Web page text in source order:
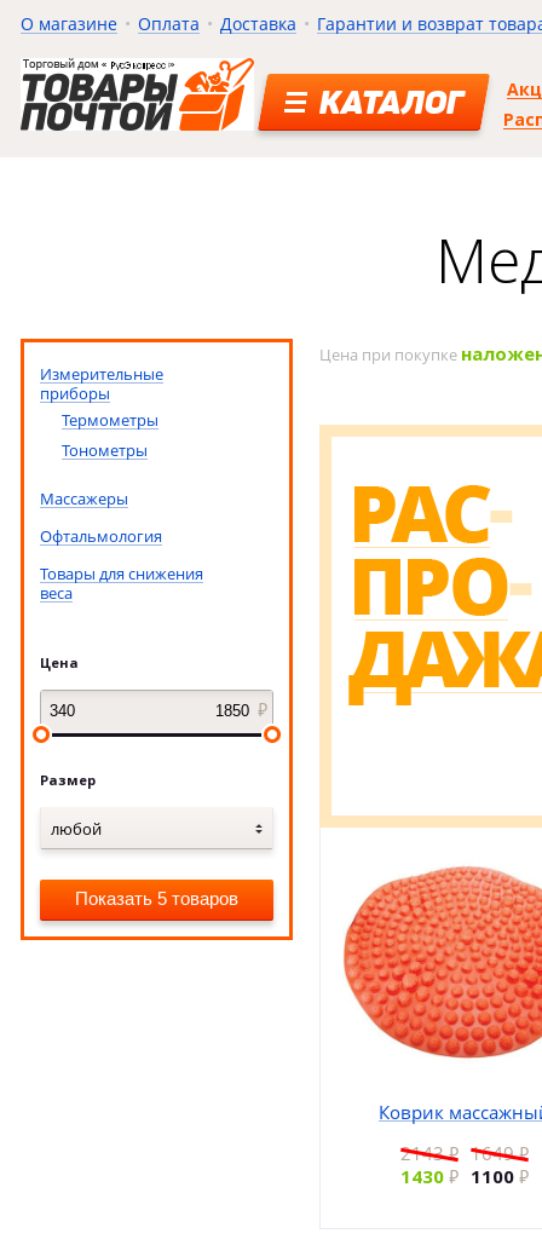
О магазине Оплата Доставка Гарантии и возврат
КАТАЛОГ
Измерительные
приборы
Термометры
Тонометры
Массажеры
Офтальмология
Товары для снижения
веса
Цена
Размер
любой
Показать 5 товаров
Цена при покупке
Коврик
2143
1430
1649
1100